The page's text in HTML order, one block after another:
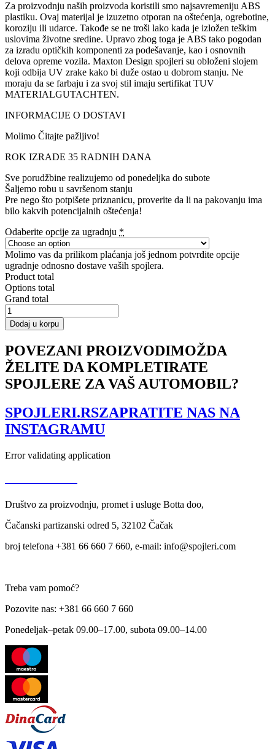
Za proizvodnju naših proizvoda koristili smo najsavremeniju ABS
plastiku. Ovaj materijal je izuzetno otporan na oštećenja, ogrebotine,
koroziju ili udarce. Takođe se ne troši lako kada je izložen teškim
uslovima životne sredine. Upravo zbog toga je ABS tako pogodan
za izradu optičkih komponenti za podešavanje, kao i osnovnih
delova opreme vozila. Maxton Design spojleri su obloženi slojem
koji odbija UV zrake kako bi duže ostao u dobrom stanju. Ne
moraju da se farbaju i za svoj stil imaju sertifikat TUV
MATERIALGUTACHTEN.
INFORMACIJE O DOSTAVI
Molimo Čitajte pažljivo!
ROK IZRADE 35 RADNIH DANA
Sve porudžbine realizujemo od ponedeljka do subote
Šaljemo robu u savršenom stanju
Pre nego što potpišete priznanicu, proverite da li na pakovanju ima
bilo kakvih potencijalnih oštećenja!
Odaberite opcije za ugradnju *
Molimo vas da prilikom plaćanja još jednom potvrdite opcije
ugradnje odnosno dostave vaših spojlera.
Product total
Options total
Grand total
Front
Splitter
Lexus
Facelift
količina
Dodaj u korpu
POVEZANI PROIZVODIMOŽDA
ŽELITE DA KOMPLETIRATE
SPOJLERE ZA VAŠ AUTOMOBIL?
SPOJLERI.RSZAPRATITE NAS NA
INSTAGRAMU
Error validating application
Društvo za proizvodnju, promet i usluge Botta doo,
Čačanski partizanski odred 5, 32102 Čačak
broj telefona +381 66 660 7 660, e-mail: info@spojleri.com
Treba vam pomoć?
Pozovite nas: +381 66 660 7 660
Ponedeljak–petak 09.00–17.00, subota 09.00–14.00